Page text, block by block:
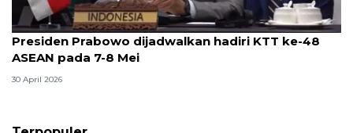
Presiden Prabowo dijadwalkan hadiri KTT ke-48
ASEAN pada 7-8 Mei
30 April 2026